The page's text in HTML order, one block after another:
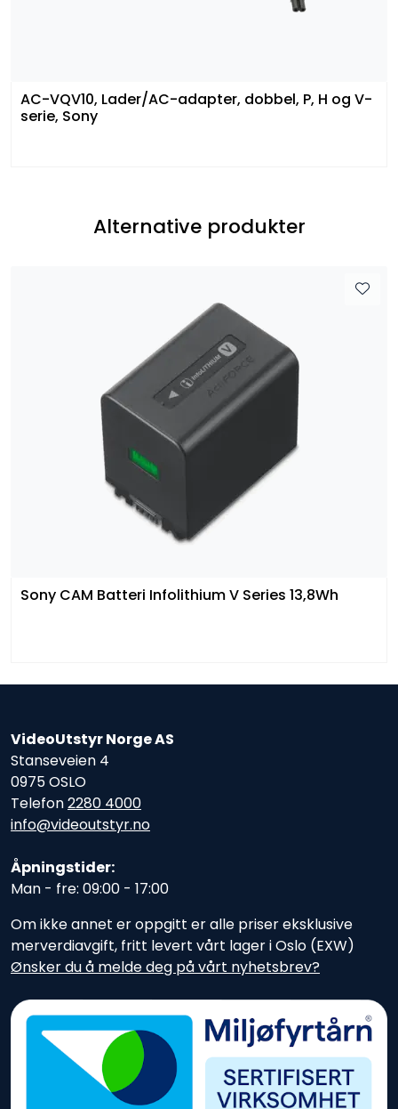
AC-VQV10, Lader/AC-adapter, dobbel, P, H og V-
serie, Sony
Alternative produkter
Sony CAM Batteri Infolithium V Series 13,8Wh
VideoUtstyr Norge AS
Stanseveien 4
0975 OSLO
Telefon2280 4000
info@videoutstyr.no
Åpningstider:
Man - fre: 09:00 - 17:00
Om ikke annet er oppgitt er alle priser eksklusive
merverdiavgift, fritt levert vårt lager i Oslo (EXW)
Ønsker du å melde deg på vårt nyhetsbrev?